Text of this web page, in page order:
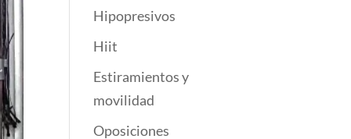
Hipopresivos
Hiit
Estiramientos y
movilidad
Oposiciones